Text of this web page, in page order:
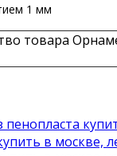
1 мм
товара